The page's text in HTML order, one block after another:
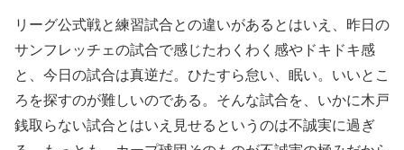
リーグ公式戦と練習試合との違いがあるとはいえ、昨日の
サンフレッチェの試合で感じたわくわく感やドキドキ感
と、今日の試合は真逆だ。ひたすら怠い、眠い。いいとこ
ろを探すのが難しいのである。そんな試合を、いかに木戸
銭取らない試合とはいえ見せるというのは不誠実に過ぎ